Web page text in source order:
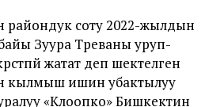
соту 2022-жылдын
Зуура Төрөеваны уруп-
жатат деп шектелген
кылмыш ишин убактылуу
«Клоопко» Бишкектин